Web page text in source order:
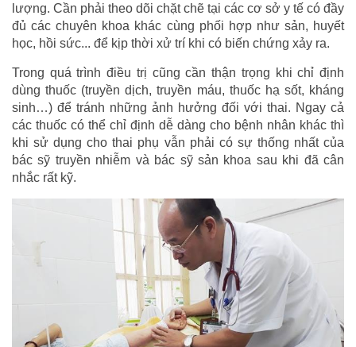
lượng. Cần phải theo dõi chặt chẽ tại các cơ sở y tế có đầy
đủ các chuyên khoa khác cùng phối hợp như sản, huyết
học, hồi sức... để kịp thời xử trí khi có biến chứng xảy ra.
Trong quá trình điều trị cũng cần thận trọng khi chỉ định
dùng thuốc (truyền dịch, truyền máu, thuốc hạ sốt, kháng
sinh…) để tránh những ảnh hưởng đối với thai. Ngay cả
các thuốc có thể chỉ định dễ dàng cho bệnh nhân khác thì
khi sử dụng cho thai phụ vẫn phải có sự thống nhất của
bác sỹ truyền nhiễm và bác sỹ sản khoa sau khi đã cân
nhắc rất kỹ.